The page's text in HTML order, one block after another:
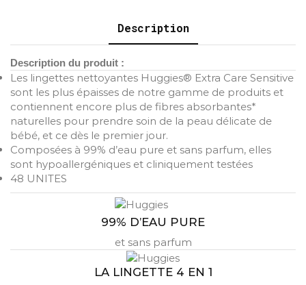
Description
Description du produit :
Les lingettes nettoyantes Huggies® Extra Care Sensitive
sont les plus épaisses de notre gamme de produits et
contiennent encore plus de fibres absorbantes*
naturelles pour prendre soin de la peau délicate de
bébé, et ce dès le premier jour.
Composées à 99% d’eau pure et sans parfum, elles
sont hypoallergéniques et cliniquement testées
48 UNITES
99% D’EAU PURE
et sans parfum
LA LINGETTE 4 EN 1